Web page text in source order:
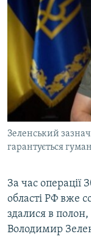
КИТАЙ.ВИКЛИКИ
МУЛЬТИМЕДІА
ФОТО
СПЕЦПРОЄКТИ
ПОДКАСТИ
КРИМ РЕАЛІЇ
РУС
КТАТ
Зеленський
гарантується
За час операції
області РФ вже
здалися в
Володимир